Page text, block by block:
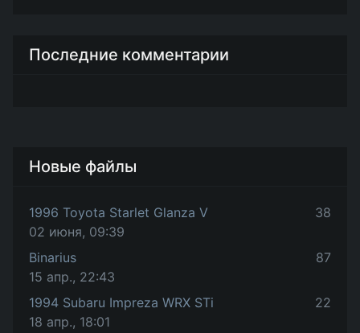
Последние комментарии
Новые файлы
1996 Toyota Starlet Glanza V
02 июня, 09:39
38
Binarius
15 апр., 22:43
87
1994 Subaru Impreza WRX STi
18 апр., 18:01
22